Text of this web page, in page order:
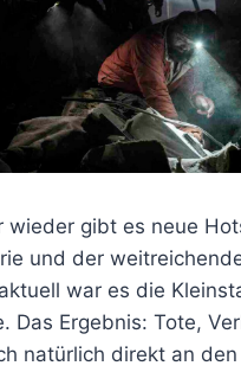
wieder gibt es neue
und der
war es die
Das Ergebnis: Tote,
natürlich direkt an